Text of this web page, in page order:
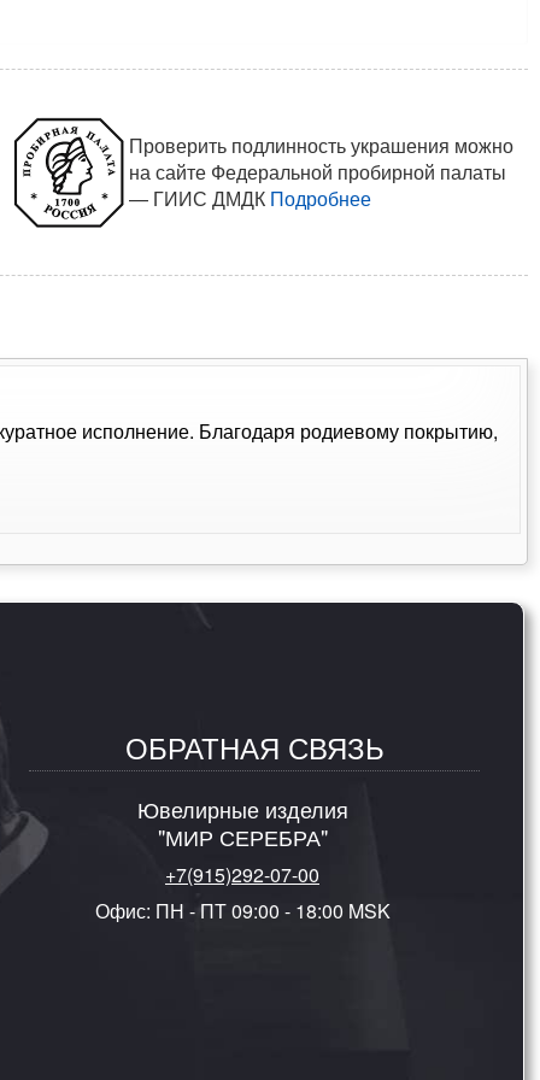
Проверить подлинность украшения можно
на сайте Федеральной пробирной палаты
— ГИИС ДМДК Подробнее
исполнение. Благодаря родиевому покрытию,
ОБРАТНАЯ СВЯЗЬ
Ювелирные изделия
"МИР СЕРЕБРА"
+7(915)292-07-00
Офис: ПН - ПТ 09:00 - 18:00 MSK